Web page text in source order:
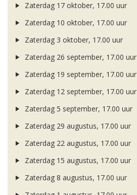
Zaterdag 17 oktober, 17.00 uur
Zaterdag 10 oktober, 17.00 uur
Zaterdag 3 oktober, 17.00 uur
Zaterdag 26 september, 17.00 uur
Zaterdag 19 september, 17.00 uur
Zaterdag 12 september, 17.00 uur
Zaterdag 5 september, 17.00 uur
Zaterdag 29 augustus, 17.00 uur
Zaterdag 22 augustus, 17.00 uur
Zaterdag 15 augustus, 17.00 uur
Zaterdag 8 augustus, 17.00 uur